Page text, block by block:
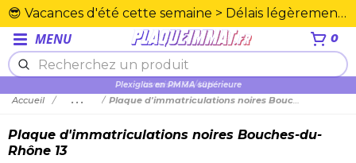
😎 Vacances d'été cette semaine > Délais légèrement rallongés. Merci☀️
MENU 0
Plexiglas en PMMA supérieure
Accueil ... Plaque d'immatriculations noires Bouches-du-Rhône 13
Plaque d'immatriculations noires Bouches-du-
Rhône 13